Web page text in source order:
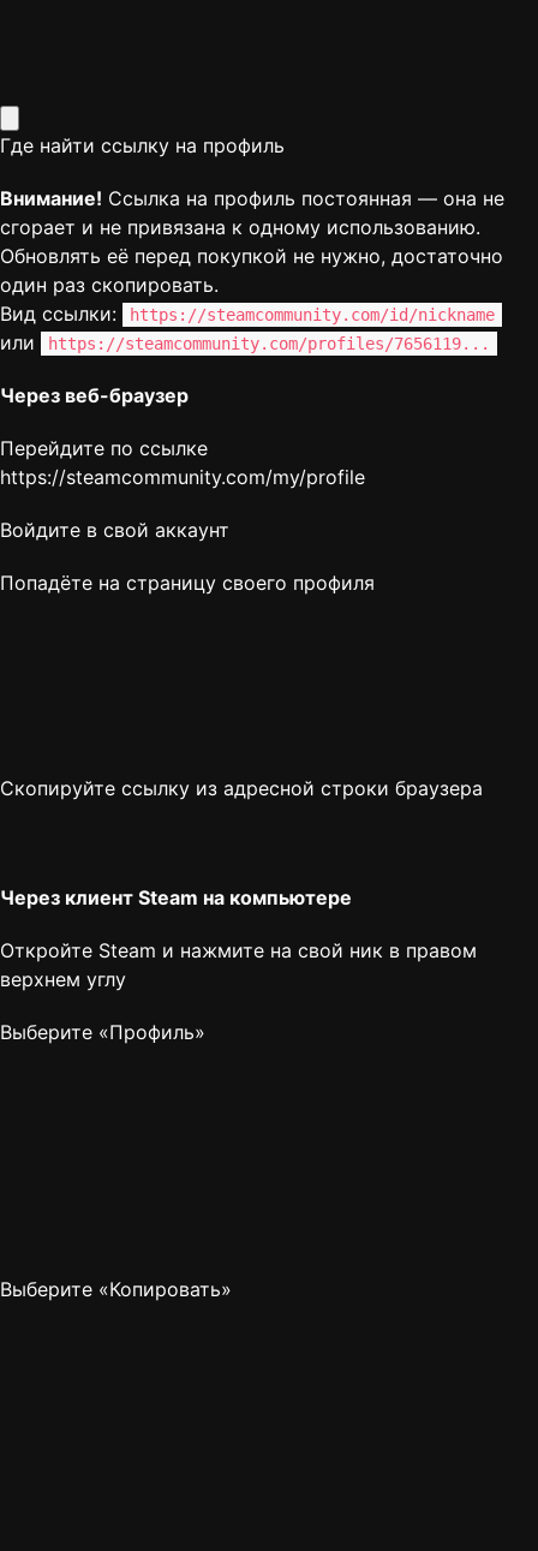
Где найти ссылку на профиль
Внимание! Ссылка на профиль постоянная — она не
сгорает и не привязана к одному использованию.
Обновлять её перед покупкой не нужно, достаточно
один раз скопировать.
Вид ссылки:
https://steamcommunity.com/id/nickname
или https://steamcommunity.com/profiles/7656119...
Через веб-браузер
Перейдите по ссылке
https://steamcommunity.com/my/profile
Войдите в свой аккаунт
Попадёте на страницу своего профиля
Скопируйте ссылку из адресной строки браузера
Через клиент Steam на компьютере
Откройте Steam и нажмите на свой ник в правом
верхнем углу
Выберите «Профиль»
Выберите «Копировать»